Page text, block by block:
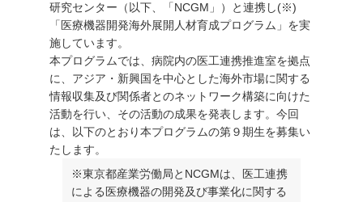
研究センター（以下、「NCGM」）と連携し(※)
「医療機器開発海外展開人材育成プログラム」を実
施しています。
本プログラムでは、病院内の医工連携推進室を拠点
に、アジア・新興国を中心とした海外市場に関する
情報収集及び関係者とのネットワーク構築に向けた
活動を行い、その活動の成果を発表します。今回
は、以下のとおり本プログラムの第９期生を募集い
たします。
※東京都産業労働局とNCGMは、医工連携
による医療機器の開発及び事業化に関する